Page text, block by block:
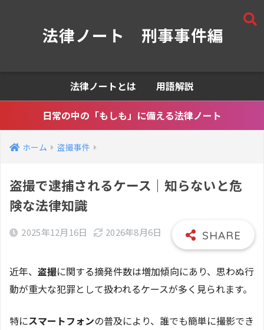
法律ノート 刑事事件編
法律ノートとは 用語解説
日常の中の「もしも」に備える法律ノート
ホーム 盗撮事件
盗撮で逮捕されるケース｜知らないと危
険な法律知識
2025年12月16日 2026年8月6日
近年、 盗撮に関する摘発件数は増加傾向にあり、思わぬ行
動が重大な犯罪として扱われるケースが多く見られます。
特にスマートフォンの普及により、誰でも簡単に撮影でき